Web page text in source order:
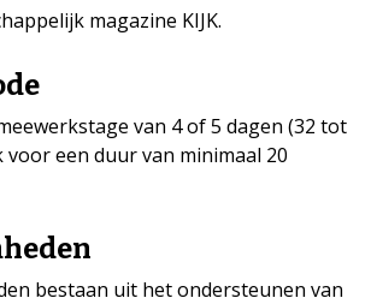
magazine KIJK.
van 4 of 5 dagen (32 tot
voor een duur van minimaal 20
bestaan uit het ondersteunen van